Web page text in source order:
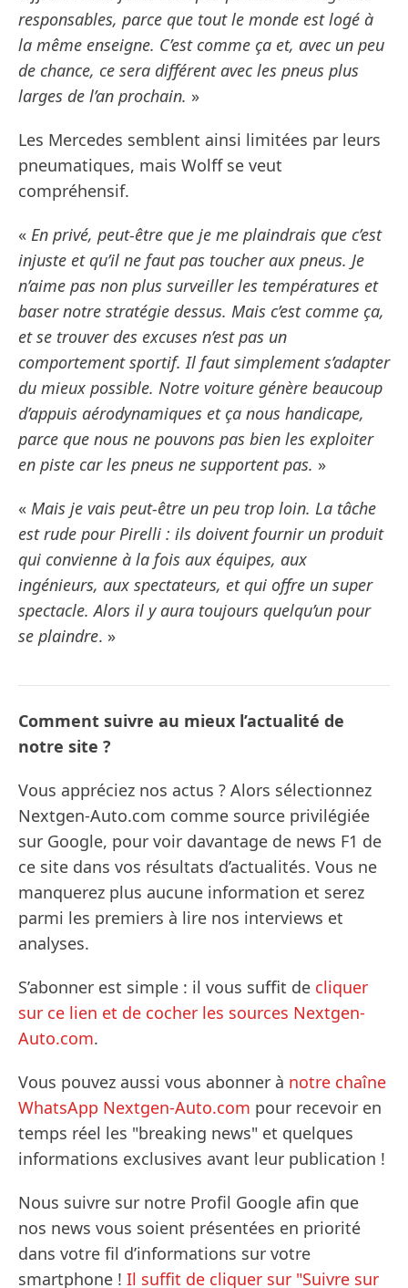
responsables, parce que tout le monde est logé à
la même enseigne. C’est comme ça et, avec un peu
de chance, ce sera différent avec les pneus plus
larges de l’an prochain. »
Les Mercedes semblent ainsi limitées par leurs
pneumatiques, mais Wolff se veut
compréhensif.
« En privé, peut-être que je me plaindrais que c’est
injuste et qu’il ne faut pas toucher aux pneus. Je
n’aime pas non plus surveiller les températures et
baser notre stratégie dessus. Mais c’est comme ça,
et se trouver des excuses n’est pas un
comportement sportif. Il faut simplement s’adapter
du mieux possible. Notre voiture génère beaucoup
d’appuis aérodynamiques et ça nous handicape,
parce que nous ne pouvons pas bien les exploiter
en piste car les pneus ne supportent pas. »
« Mais je vais peut-être un peu trop loin. La tâche
est rude pour Pirelli : ils doivent fournir un produit
qui convienne à la fois aux équipes, aux
ingénieurs, aux spectateurs, et qui offre un super
spectacle. Alors il y aura toujours quelqu’un pour
se plaindre. »
Comment suivre au mieux l’actualité de
notre site ?
Vous appréciez nos actus ? Alors sélectionnez
Nextgen-Auto.com comme source privilégiée
sur Google, pour voir davantage de news F1 de
ce site dans vos résultats d’actualités. Vous ne
manquerez plus aucune information et serez
parmi les premiers à lire nos interviews et
analyses.
S’abonner est simple : il vous suffit de cliquer
sur ce lien et de cocher les sources Nextgen-
Auto.com.
Vous pouvez aussi vous abonner à notre chaîne
WhatsApp Nextgen-Auto.com pour recevoir en
temps réel les "breaking news" et quelques
informations exclusives avant leur publication !
Nous suivre sur notre Profil Google afin que
nos news vous soient présentées en priorité
dans votre fil d’informations sur votre
smartphone ! Il suffit de cliquer sur "Suivre sur